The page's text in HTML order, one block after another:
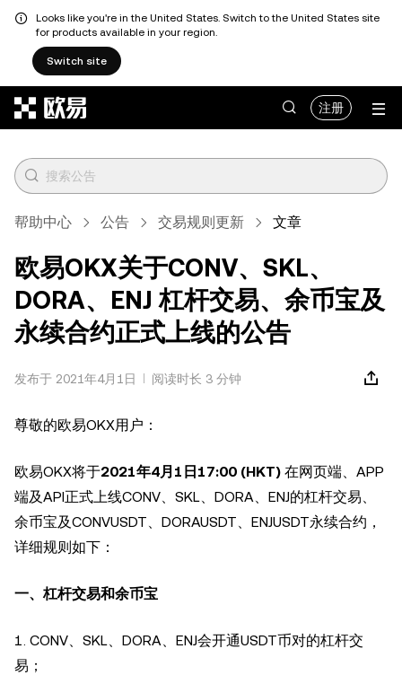
Looks like you're in the United States. Switch to the United States site
for products available in your region.
Switch site
注册
帮助中心 公告 交易规则更新 文章
欧易OKX关于CONV、SKL、
DORA、ENJ 杠杆交易、余币宝及
永续合约正式上线的公告
发布于 2021年4月1日 阅读时长 3 分钟
尊敬的欧易OKX用户：
欧易OKX将于2021年4月 1 日17:00 (HKT) 在网页端、APP
端及API正式上线CONV、SKL、DORA、ENJ的杠杆交易、
余币宝及CONVUSDT、DORAUSDT、ENJUSDT永续合约，
详细规则如下：
一、杠杆交易和余币宝
1. CONV、SKL、DORA、ENJ会开通USDT币对的杠杆交
易；